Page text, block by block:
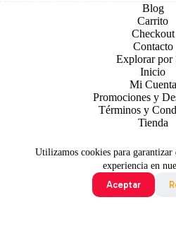
Utilizamos cookies para
experiencia en
Aceptar
Blog
Carrito
Checkout
Contacto
Explorar por
Inicio
Mi Cuenta
Promociones y
Términos y
Tienda
Todo contenido original es sujeto de